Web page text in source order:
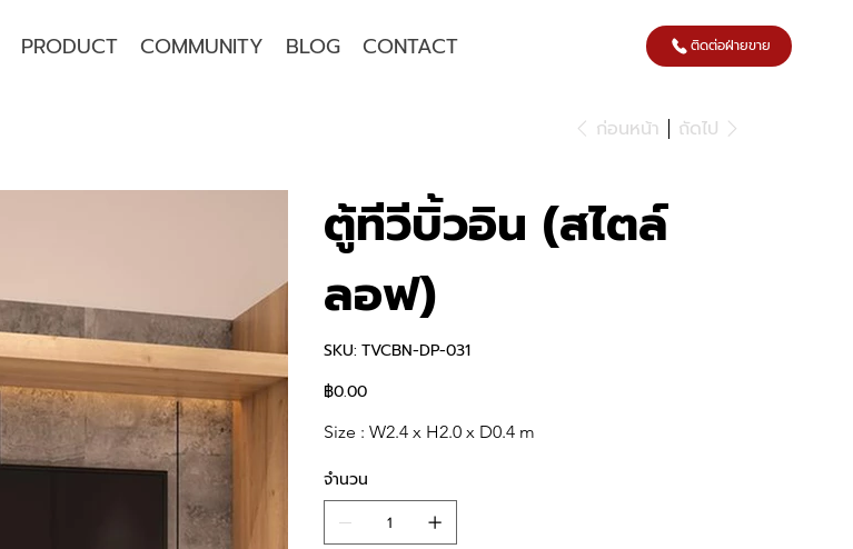
PRODUCT COMMUNITY BLOG CONTACT ติดต่อฝ่ายขาย
ก่อนหน้า ถัดไป
ตู้ทีวีบิ้วอิน (สไตล์
ลอฟ)
SKU: SKU
TVCBN-
TVCBN-DP-031
ราคา
฿0.00
Size : W2.4 x H2.0 x D0.4 m
จำนวน